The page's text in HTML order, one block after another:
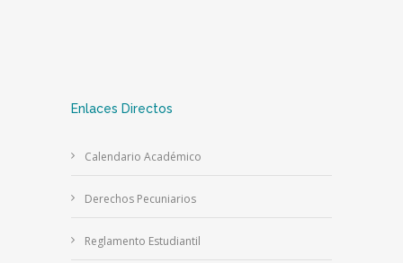
Enlaces Directos
Calendario Académico
Derechos Pecuniarios
Reglamento Estudiantil